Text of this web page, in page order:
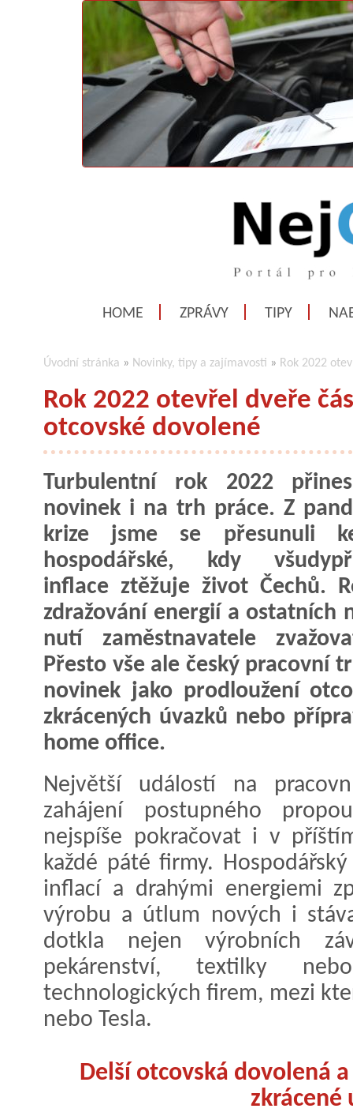
HOME ZPRÁVY TIPY
Úvodní stránka » Novinky, tipy a zajímavosti » Rok 2022
Rok 2022 otevřel dveře
otcovské dovolené
Turbulentní rok 2022
novinek i na trh práce. Z
krize jsme se přesunuli
hospodářské, kdy
inflace ztěžuje život Čechů.
zdražování energií a ostatních
nutí zaměstnavatele
Přesto vše ale český pracovní
novinek jako prodloužení
zkrácených úvazků nebo
home office.
Největší událostí na
zahájení postupného
nejspíše pokračovat i v
každé páté firmy.
inflací a drahými energiemi
výrobu a útlum nových i
dotkla nejen výrobních
pekárenství, textilky
technologických firem, mezi
nebo Tesla.
Delší otcovská dovolená
zkrácené